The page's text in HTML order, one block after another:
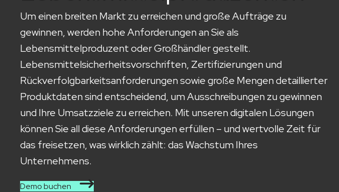
Um einen breiten Markt zu erreichen und große Aufträge zu
gewinnen, werden hohe Anforderungen an Sie als
Lebensmittelproduzent oder Großhändler gestellt.
Lebensmittelsicherheitsvorschriften, Zertifizierungen und
Rückverfolgbarkeitsanforderungen sowie große Mengen detaillierter
Produktdaten sind entscheidend, um Ausschreibungen zu gewinnen
und Ihre Umsatzziele zu erreichen. Mit unseren digitalen Lösungen
können Sie all diese Anforderungen erfüllen – und wertvolle Zeit für
das freisetzen, was wirklich zählt: das Wachstum Ihres
Unternehmens.
Demo buchen